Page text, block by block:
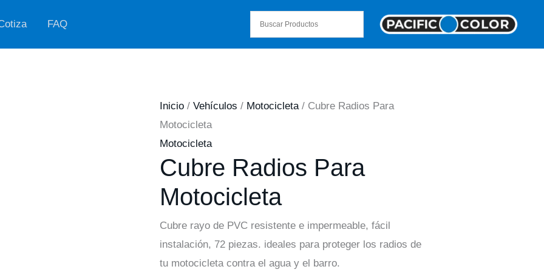
FAQ
Inicio/ Vehículos / Motocicleta/ Cubre Radios Para
Motocicleta
Motocicleta
Cubre Radios Para
Motocicleta
Cubre rayo de PVC resistente e impermeable, fácil
instalación, 72 piezas. ideales para proteger los radios de
tu motocicleta contra el agua y el barro.